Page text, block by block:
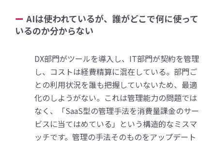
AIは使われているが、誰がどこで何に使って
いるのか分からない
DX部門がツールを導入し、IT部門が契約を管理
し、コストは経費精算に混在している。部門ご
との利用状況を誰も把握していないため、最適
化のしようがない。これは管理能力の問題では
なく、「SaaS型の管理手法を消費量課金のサー
ビスに当てはめている」という構造的なミスマ
ッチです。管理の手法そのものをアップデート